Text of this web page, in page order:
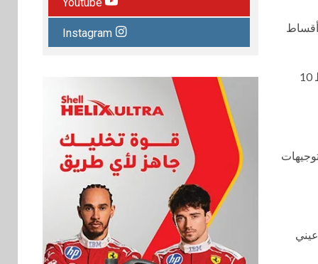
علي أقساط
مع حصول المربي على فترة سماح 12 شهراً مع بداية التمويل تيسيراً على المربين في حين تلتزم الشركة بتوريد رؤوس الماشية بمتوسط 10
Instagram